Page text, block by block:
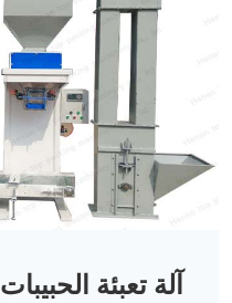
آلة تعبئة الحبيبات 5-50 كجم